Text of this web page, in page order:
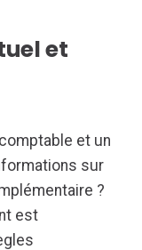
et
et un
sur
?
est